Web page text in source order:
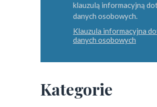
klauzulą informacyjną
danych osobowych.
Klauzula informacyjna
danych osobowych
Kategorie